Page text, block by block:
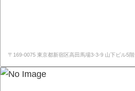
〒169-0075 東京都新宿区高田馬場3-3-9 山下ビル5階